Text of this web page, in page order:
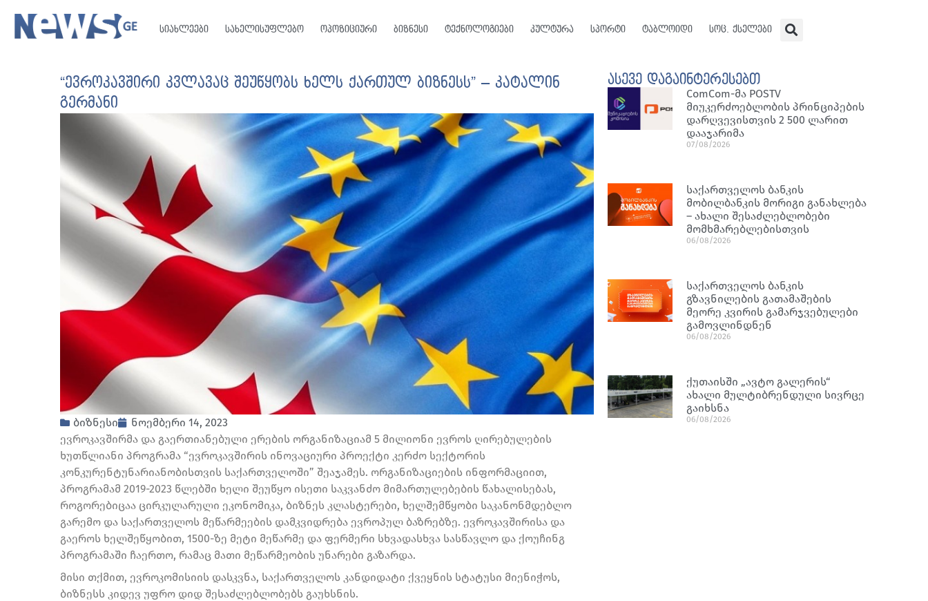
სიახლეები სახელისუფლებო ოპოზიციური ბიზნესი ტექნოლოგიები კულტურა სპორტი ტაბლოიდი სოც. ქსელები
“ევროკავშირი კვლავაც შეუწყობს ხელს ქართულ ბიზნესს” – კატალინ
გერმანი
ბიზნესი
ნოემბერი 14, 2023
ევროკავშირმა და გაერთიანებული ერების ორგანიზაციამ 5 მილიონი ევროს ღირებულების
ხუთწლიანი პროგრამა “ევროკავშირის ინოვაციური პროექტი კერძო სექტორის
კონკურენტუნარიანობისთვის საქართველოში” შეაჯამეს. ორგანიზაციების ინფორმაციით,
პროგრამამ 2019-2023 წლებში ხელი შეუწყო ისეთი საკვანძო მიმართულებების წახალისებას,
როგორებიცაა ცირკულარული ეკონომიკა, ბიზნეს კლასტერები, ხელშემწყობი საკანონმდებლო
გარემო და საქართველოს მეწარმეების დამკვიდრება ევროპულ ბაზრებზე. ევროკავშირისა და
გაეროს ხელშეწყობით, 1500-ზე მეტი მეწარმე და ფერმერი სხვადასხვა სასწავლო და ქოუჩინგ
პროგრამაში ჩაერთო, რამაც მათი მეწარმეობის უნარები გაზარდა.
მისი თქმით, ევროკომისიის დასკვნა, საქართველოს კანდიდატი ქვეყნის სტატუსი მიენიჭოს,
ბიზნესს კიდევ უფრო დიდ შესაძლებლობებს გაუხსნის.
ასევე დაგაინტერესებთ
ComCom-მა POSTV
მიუკერძოებლობის პრინციპების
დარღვევისთვის 2 500 ლარით
დააჯარიმა
07/08/2026
საქართველოს ბანკის
მობილბანკის მორიგი განახლება
– ახალი შესაძლებლობები
მომხმარებლებისთვის
06/08/2026
საქართველოს ბანკის
გზავნილების გათამაშების
მეორე კვირის გამარჯვებულები
გამოვლინდნენ
06/08/2026
ქუთაისში „ავტო გალერის“
ახალი მულტიბრენდული სივრცე
გაიხსნა
06/08/2026